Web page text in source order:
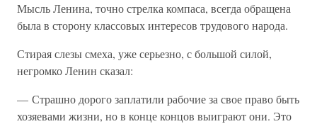
Мысль Ленина, точно стрелка компаса, всегда обращена
была в сторону классовых интересов трудового народа.
Стирая слезы смеха, уже серьезно, с большой силой,
негромко Ленин сказал:
— Страшно дорого заплатили рабочие за свое право быть
хозяевами жизни, но в конце концов выиграют они. Это